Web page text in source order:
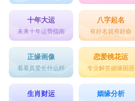
十年大运
未来十年运势指南
八字起名
有好名就有好命
正缘画像
看看真爱长什么样
恋爱桃花运
专业解答姻缘困惑
生肖财运 姻缘分析